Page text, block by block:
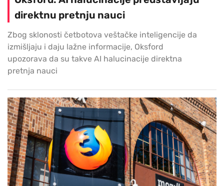
direktnu pretnju nauci
Zbog sklonosti četbotova veštačke inteligencije da
izmišljaju i daju lažne informacije, Oksford
upozorava da su takve AI halucinacije direktna
pretnja nauci